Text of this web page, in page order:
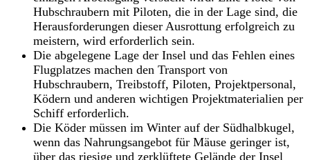
Hubschraubern mit Piloten, die in der Lage sind, die
Herausforderungen dieser Ausrottung erfolgreich zu
meistern, wird erforderlich sein.
Die abgelegene Lage der Insel und das Fehlen eines
Flugplatzes machen den Transport von
Hubschraubern, Treibstoff, Piloten, Projektpersonal,
Ködern und anderen wichtigen Projektmaterialien per
Schiff erforderlich.
Die Köder müssen im Winter auf der Südhalbkugel,
wenn das Nahrungsangebot für Mäuse geringer ist,
über das riesige und zerklüftete Gelände der Insel